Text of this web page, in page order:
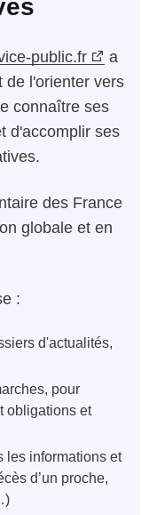
public.fr
a
de l'orienter vers
connaître ses
d'accomplir ses
des France
globale et en
:
d'actualités,
pour
obligations et
les informations et
d’un proche,